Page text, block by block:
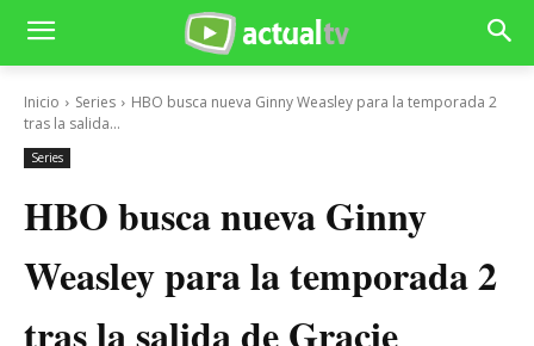
Inicio Series
HBO busca nueva Ginny Weasley para la temporada 2
tras la salida...
Series
HBO busca nueva Ginny
Weasley para la temporada 2
tras la salida de Gracie